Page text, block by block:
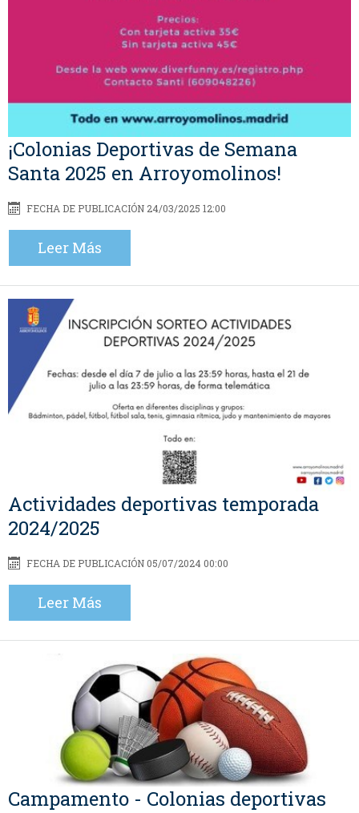
¡Colonias Deportivas de Semana
Santa 2025 en Arroyomolinos!
FECHA DE PUBLICACIÓN 24/03/2025 12:00
Leer Más
Actividades deportivas temporada
2024/2025
FECHA DE PUBLICACIÓN 05/07/2024 00:00
Leer Más
Campamento - Colonias deportivas